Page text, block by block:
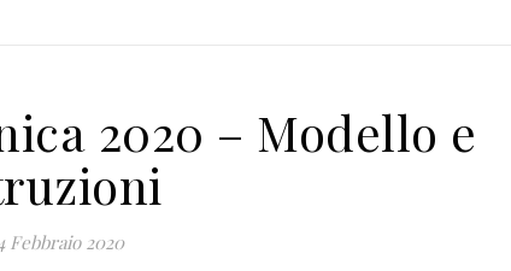
2020 – Modello e
Febbraio 2020